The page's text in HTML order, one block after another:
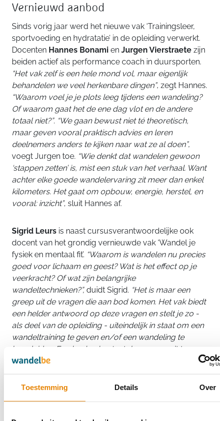
Toestemming Details Over
Vernieuwd aanbod
Sinds vorig jaar werd het nieuwe vak ‘Trainingsleer,
sportvoeding en hydratatie’ in de opleiding verwerkt.
Docenten Hannes Bonami en Jurgen Vierstraete zijn
beiden actief als performance coach in duursporten.
“Het vak zelf is een hele mond vol, maar eigenlijk
behandelen we veel herkenbare dingen”, zegt Hannes.
“Waarom voel je je plots leeg tijdens een wandeling?
Of waarom gaat het de ene dag vlot en de andere
totaal niet?”. “We gaan bewust niet té theoretisch,
maar geven vooral praktisch advies en leren
deelnemers anders te kijken naar wat ze al doen”,
voegt Jurgen toe. “Wie denkt dat wandelen gewoon
‘stappen zetten’ is, mist een stuk van het verhaal. Want
achter elke goede wandelervaring zit meer dan enkel
kilometers. Het gaat om opbouw, energie, herstel, en
vooral: inzicht”, sluit Hannes af.
Sigrid Leurs is naast cursusverantwoordelijke ook
docent van het grondig vernieuwde vak ‘Wandel je
fysiek en mentaal fit’. “Waarom is wandelen nu precies
goed voor lichaam en geest? Wat is het effect op je
veerkracht? Of wat zijn belangrijke
wandeltechnieken?”, duidt Sigrid. “Het is maar een
greep uit de vragen die aan bod komen. Het vak biedt
een helder antwoord op deze vragen en stelt je zo -
als deel van de opleiding - uiteindelijk in staat om een
wandeltraining te geven en/of een wandeling te
begeleiden. Een lesdag bestaat doorgaans uit twee
delen: in de voormiddag buigen we ons over de
theorie en leren cursisten verschillende aspecten rond
zelf training geven, ’s namiddags zoeken we de